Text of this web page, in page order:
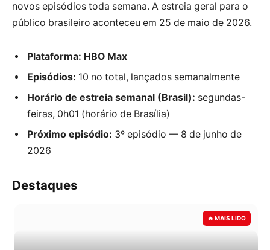
novos episódios toda semana. A estreia geral para o
público brasileiro aconteceu em 25 de maio de 2026.
Plataforma: HBO Max
Episódios: 10 no total, lançados semanalmente
Horário de estreia semanal (Brasil): segundas-
feiras, 0h01 (horário de Brasília)
Próximo episódio: 3º episódio — 8 de junho de
2026
Destaques